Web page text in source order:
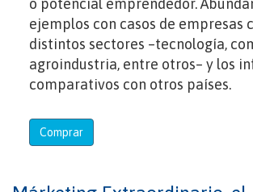
o potencial emprendedor.
ejemplos con casos de empresas
distintos sectores –tecnología,
agroindustria, entre otros– y los
comparativos con otros países.
Comprar